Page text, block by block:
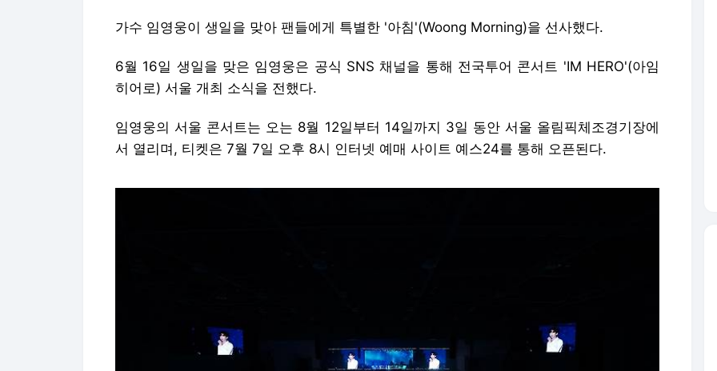
가수 임영웅이 생일을 맞아 팬들에게 특별한 '아침'(Woong Morning)을 선사했다.
6월 16일 생일을 맞은 임영웅은 공식 SNS 채널을 통해 전국투어 콘서트 'IM HERO'(아임
히어로) 서울 개최 소식을 전했다.
임영웅의 서울 콘서트는 오는 8월 12일부터 14일까지 3일 동안 서울 올림픽체조경기장에
서 열리며, 티켓은 7월 7일 오후 8시 인터넷 예매 사이트 예스24를 통해 오픈된다.